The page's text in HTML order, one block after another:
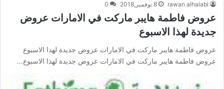
rawan alhalabi 8 نوفمبر,2018 0
عروض فاطمة هايبر ماركت في الامارات عروض
جديدة لهذا الاسبوع
عروض فاطمة هايبر ماركت في الامارات عروض جديدة لهذا الاسبوع
عروض فاطمة هايبر ماركت في الامارات عروض جديدة لهذا الاسبوع…